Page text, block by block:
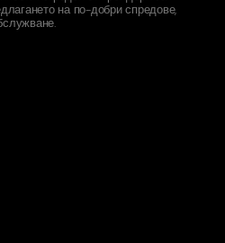
на по-добри спредове,